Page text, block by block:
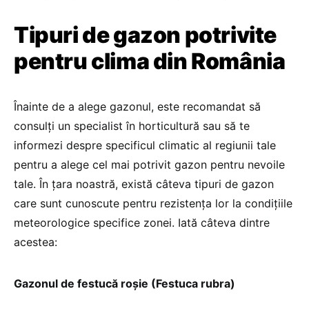
Tipuri de gazon potrivite
pentru clima din România
Înainte de a alege gazonul, este recomandat să
consulți un specialist în horticultură sau să te
informezi despre specificul climatic al regiunii tale
pentru a alege cel mai potrivit gazon pentru nevoile
tale. În țara noastră, există câteva tipuri de gazon
care sunt cunoscute pentru rezistența lor la condițiile
meteorologice specifice zonei. Iată câteva dintre
acestea:
Gazonul de festucă roșie (Festuca rubra)